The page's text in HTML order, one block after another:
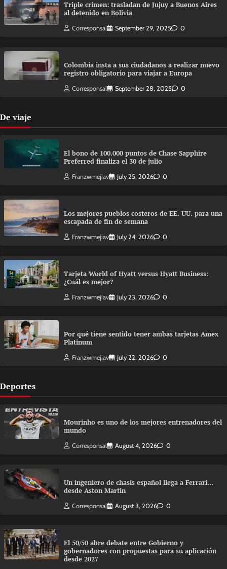
Triple crimen: trasladan de Jujuy a Buenos Aires
al detenido en Bolivia
Corresponsal September 29, 2025 0
Colombia insta a sus ciudadanos a realizar nuevo
registro obligatorio para viajar a Europa
Corresponsal September 28, 2025 0
De viaje
El bono de 100.000 puntos de Chase Sapphire
Preferred finaliza el 30 de julio
Franzwmejiav July 25, 2026 0
Los mejores pueblos costeros de EE. UU. para una
escapada de fin de semana
Franzwmejiav July 24, 2026 0
Tarjeta World of Hyatt versus Hyatt Business:
¿Cuál es mejor?
Franzwmejiav July 23, 2026 0
Por qué tiene sentido tener ambas tarjetas Amex
Platinum
Franzwmejiav July 22, 2026 0
Deportes
Mourinho es uno de los mejores entrenadores del
mundo
Corresponsal August 4, 2026 0
Un ingeniero de chasis español llega a Ferrari…
desde Aston Martin
Corresponsal August 3, 2026 0
El 50/50 abre debate entre Gobierno y
gobernadores con propuestas para su aplicación
desde 2027